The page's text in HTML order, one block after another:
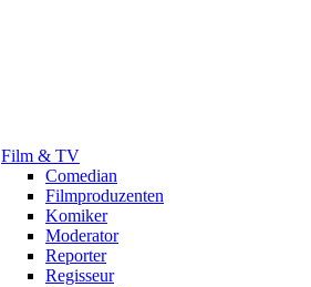
Film & TV
Comedian
Filmproduzenten
Komiker
Moderator
Reporter
Regisseur